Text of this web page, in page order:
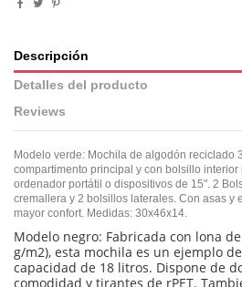
Descripción
Detalles del producto
Reviews
Modelo verde: Mochila de algodón reciclado
compartimento principal y con bolsillo interior
ordenador portátil o dispositivos de 15". 2
cremallera y 2 bolsillos laterales. Con asas y
mayor confort. Medidas: 30x46x14.
Modelo negro: Fabricada con lona
g/m2), esta mochila es un ejemplo
capacidad de 18 litros. Dispone de
comodidad y tirantes de rPET.